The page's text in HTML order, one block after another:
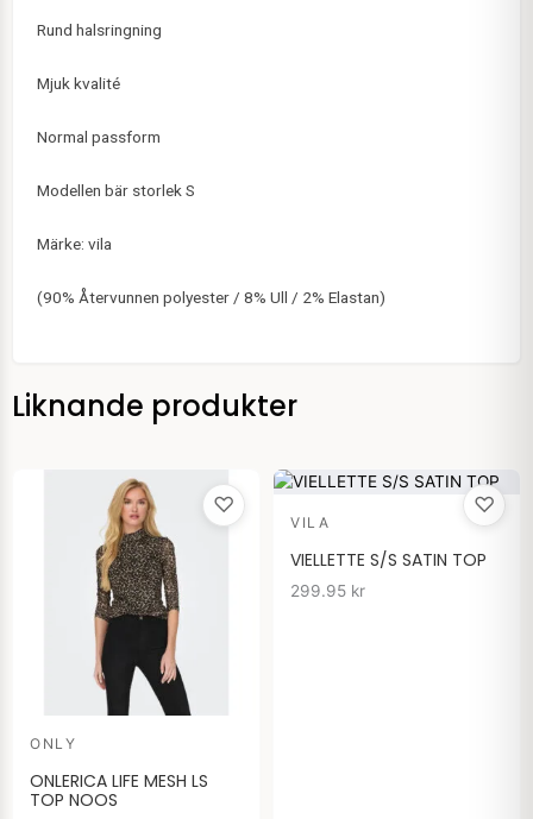
Rund halsringning
Mjuk kvalité
Normal passform
Modellen bär storlek S
Märke: vila
(90% Återvunnen polyester / 8% Ull / 2% Elastan)
Liknande produkter
♡
ONLY
ONLERICA LIFE MESH LS
TOP NOOS
♡
VILA
VIELLETTE S/S SATIN TOP
299.95 kr